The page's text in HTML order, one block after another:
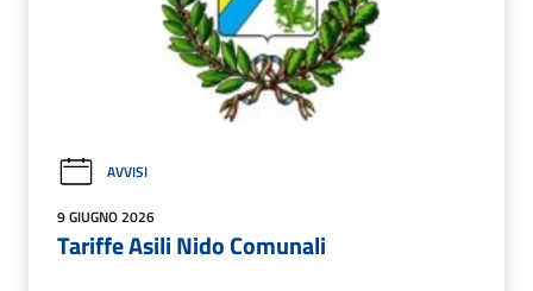
AVVISI
9 GIUGNO 2026
Tariffe Asili Nido Comunali